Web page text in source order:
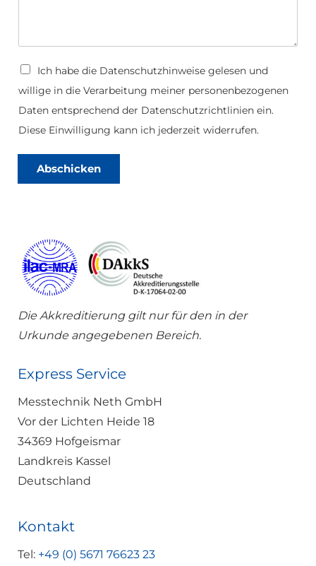
D
t
e
n
s
c
h
D
t
e
n
s
h
t
Ich habe die Datenschutzhinweise gelesen und
willige in die Verarbeitung meiner personenbezogenen
Daten entsprechend der Datenschutzrichtlinien ein.
Diese Einwilligung kann ich jederzeit widerrufen.
Abschicken
Die Akkreditierung gilt nur für den in der
Urkunde angegebenen Bereich.
Express Service
Messtechnik Neth GmbH
Vor der Lichten Heide 18
34369 Hofgeismar
Landkreis Kassel
Deutschland
Kontakt
Tel: +49 (0) 5671 76623 23